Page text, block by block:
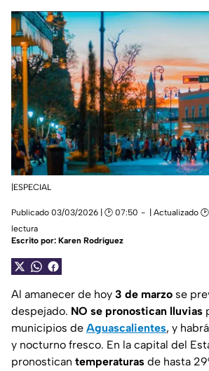
|ESPECIAL
Publicado 03/03/2026 | 🕑 07:50 | Actualizado
lectura
Escrito por: Karen Rodríguez
Al amanecer de hoy 3 de marzo se
despejado. NO se pronostican lluvias
municipios de Aguascalientes, y
y nocturno fresco. En la capital del
pronostican temperaturas de hasta